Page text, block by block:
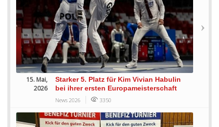
15. Mai,
2026
Starker 5. Platz für Kim Vivian Habulin
bei ihrer ersten Europameisterschaft
News 2026 3350